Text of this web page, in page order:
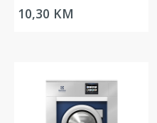
10,30 KM